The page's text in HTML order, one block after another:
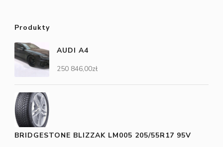
Produkty
AUDI A4
250 846,00zł
BRIDGESTONE BLIZZAK LM005 205/55R17 95V